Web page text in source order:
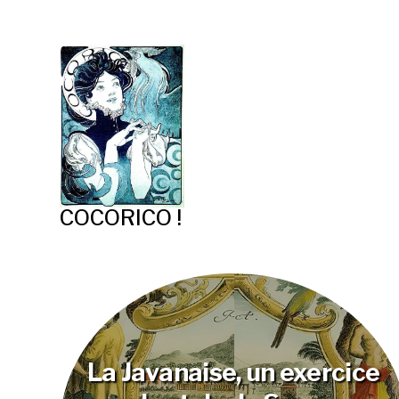
COCORICO !
La Javanaise, un exercice